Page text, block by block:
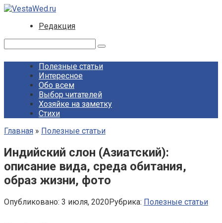
Перейти
контенту
Редакция
Полезные статьи
Интересное
Обо всем
Выбор читателей
Хозяйке на заметку
Стихи
Главная » Полезные статьи
Индийский слон (Азиатский):
описание вида, среда обитания,
образ жизни, фото
Опубликовано: 3 июля, 2020Рубрика: Полезные статьи